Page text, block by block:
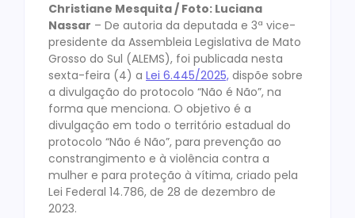
Christiane Mesquita / Foto: Luciana
Nassar – De autoria da deputada e 3ª vice-
presidente da Assembleia Legislativa de Mato
Grosso do Sul (ALEMS), foi publicada nesta
sexta-feira (4) a Lei 6.445/2025, dispõe sobre
a divulgação do protocolo “Não é Não”, na
forma que menciona. O objetivo é a
divulgação em todo o território estadual do
protocolo “Não é Não”, para prevenção ao
constrangimento e à violência contra a
mulher e para proteção à vítima, criado pela
Lei Federal 14.786, de 28 de dezembro de
2023.